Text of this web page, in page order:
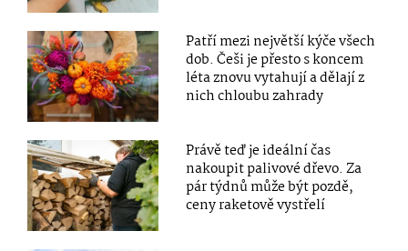
Patří mezi největší kýče všech
dob. Češi je přesto s koncem
léta znovu vytahují a dělají z
nich chloubu zahrady
Právě teď je ideální čas
nakoupit palivové dřevo. Za
pár týdnů může být pozdě,
ceny raketově vystřelí